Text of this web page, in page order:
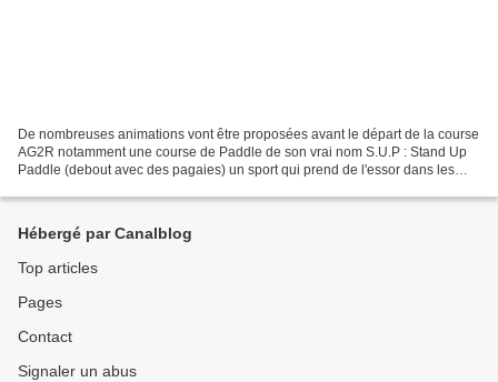
De nombreuses animations vont être proposées avant le départ de la course
AG2R notamment une course de Paddle de son vrai nom S.U.P : Stand Up
Paddle (debout avec des pagaies) un sport qui prend de l'essor dans les
Hébergé par Canalblog
Top articles
Pages
Contact
Signaler un abus